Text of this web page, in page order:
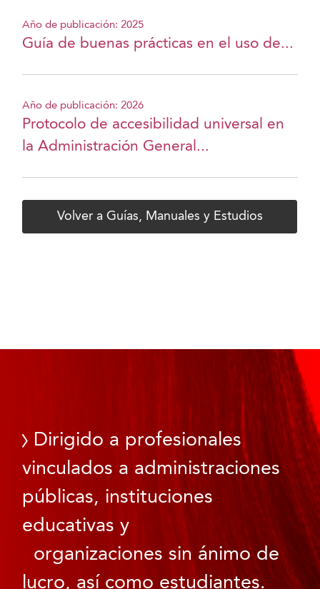
Año de publicación: 2025
Guía de buenas prácticas en el uso de...
Año de publicación: 2026
Protocolo de accesibilidad universal en
la Administración General...
Volver a Guías, Manuales y Estudios
Dirigido a profesionales
vinculados a administraciones
públicas, instituciones
educativas y
organizaciones sin ánimo de
lucro, así como estudiantes.